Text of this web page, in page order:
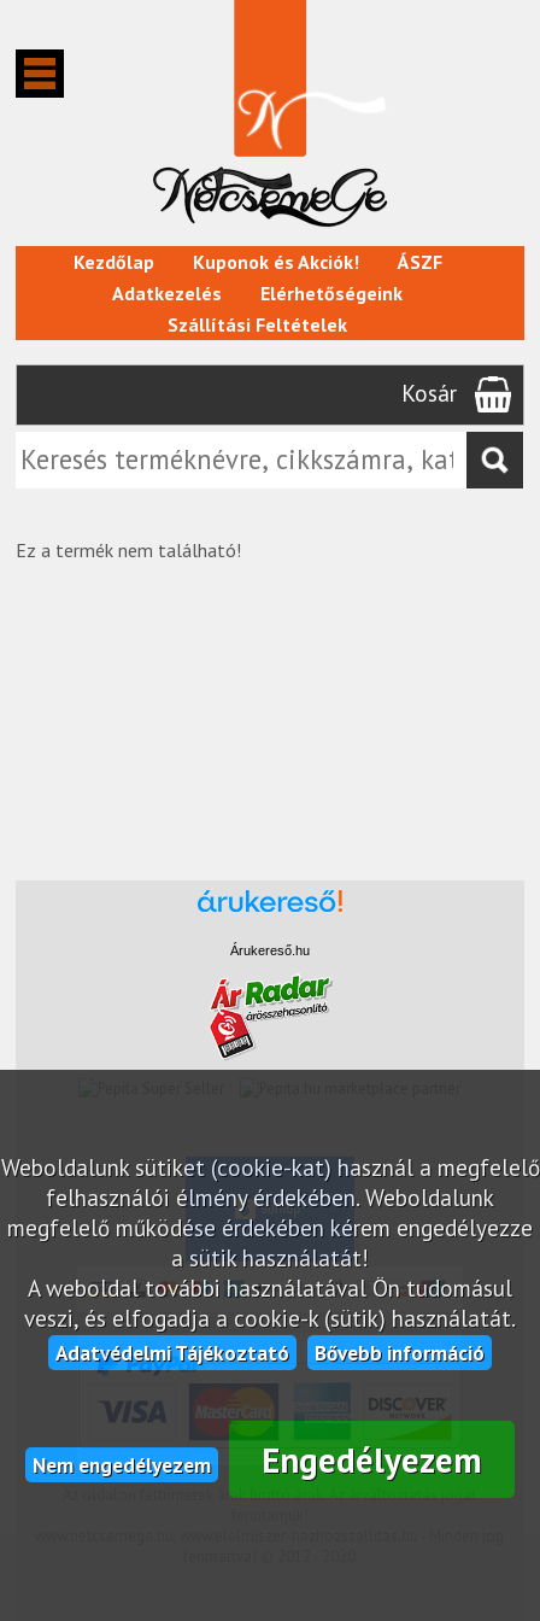
Kezdőlap Kuponok és Akciók!
ÁSZF
Adatkezelés
Elérhetőségeink
Szállítási Feltételek
Kosár
Ez a termék nem található!
Weboldalunk sütiket (cookie-kat) használ a megfelelő
felhasználói élmény érdekében. Weboldalunk
megfelelő működése érdekében kérem engedélyezze
a sütik használatát!
A weboldal további használatával Ön tudomásul
veszi, és elfogadja a cookie-k (sütik) használatát.
Adatvédelmi Tájékoztató Bővebb információ
Nem engedélyezem Engedélyezem
Árukereső.hu
Az oldalon feltüntetek árak bruttó árak. Az árváltoztatás jogát